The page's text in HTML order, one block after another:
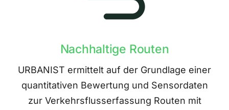
Nachhaltige Routen
URBANIST ermittelt auf der Grundlage einer
quantitativen Bewertung und Sensordaten
zur Verkehrsflusserfassung Routen mit